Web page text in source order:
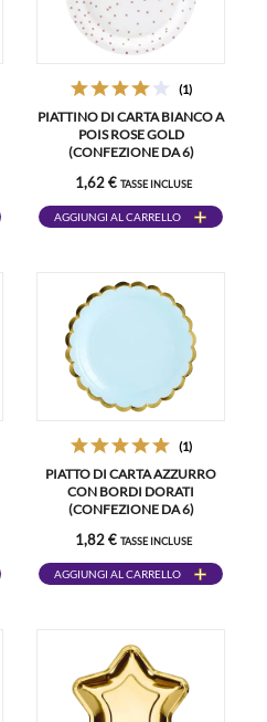
(1)
PIATTINO DI CARTA BIANCO A
POIS ROSE GOLD
(CONFEZIONE DA 6)
1,62 € TASSE INCLUSE
AGGIUNGI AL CARRELLO
(1)
PIATTO DI CARTA AZZURRO
CON BORDI DORATI
(CONFEZIONE DA 6)
1,82 € TASSE INCLUSE
AGGIUNGI AL CARRELLO